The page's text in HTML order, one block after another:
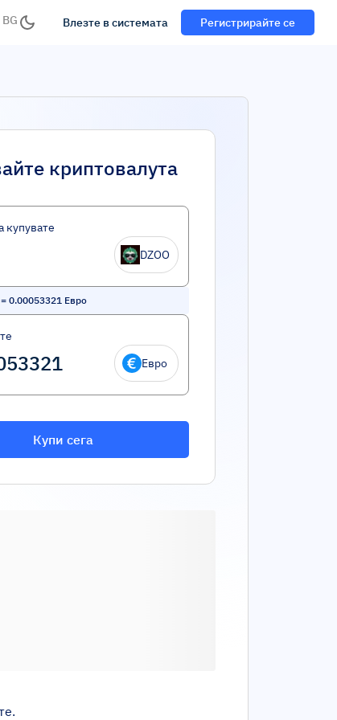
BG Влезте в системата Регистрирайте се
криптовалута
купувате
DZOO
= 0.00053321 Евро
Евро
Купи сега